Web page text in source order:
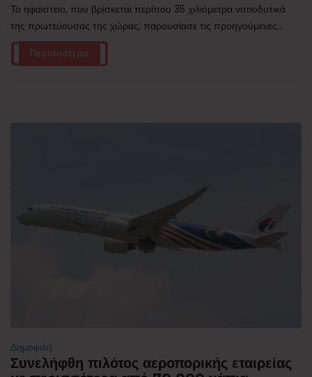
Το ηφαίστειο, που βρίσκεται περίπου 35 χιλιόμετρα νοτιοδυτικά
της πρωτεύουσας της χώρας, παρουσίασε τις προηγούμενες...
Περισσότερα
Δημοφιλή
Συνελήφθη πιλότος αεροπορικής εταιρείας